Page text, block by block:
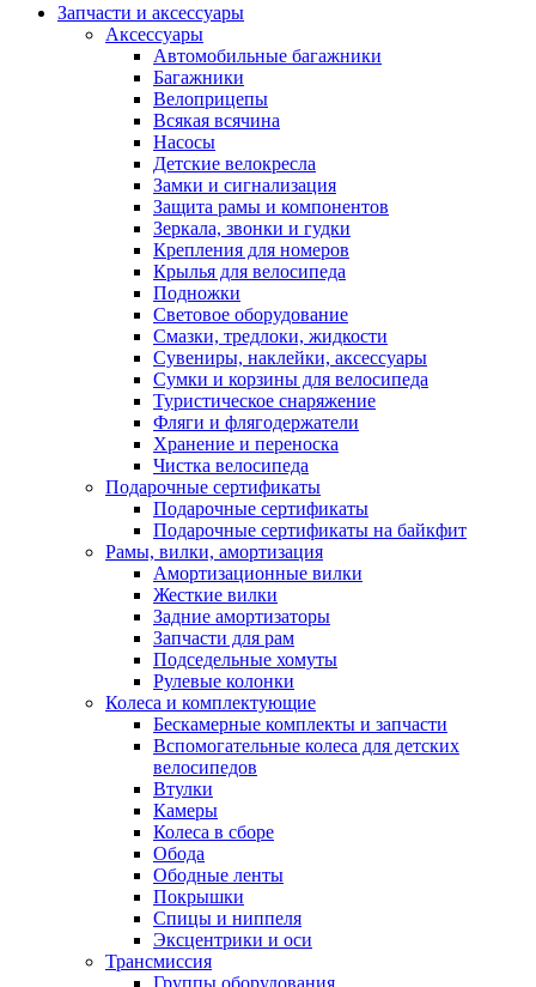
Запчасти и аксессуары
Аксессуары
Автомобильные багажники
Багажники
Велоприцепы
Всякая всячина
Насосы
Детские велокресла
Замки и сигнализация
Защита рамы и компонентов
Зеркала, звонки и гудки
Крепления для номеров
Крылья для велосипеда
Подножки
Световое оборудование
Смазки, тредлоки, жидкости
Сувениры, наклейки, аксессуары
Сумки и корзины для велосипеда
Туристическое снаряжение
Фляги и флягодержатели
Хранение и переноска
Чистка велосипеда
Подарочные сертификаты
Подарочные сертификаты
Подарочные сертификаты на байкфит
Рамы, вилки, амортизация
Амортизационные вилки
Жесткие вилки
Задние амортизаторы
Запчасти для рам
Подседельные хомуты
Рулевые колонки
Колеса и комплектующие
Бескамерные комплекты и запчасти
Вспомогательные колеса для детских
велосипедов
Втулки
Камеры
Колеса в сборе
Обода
Ободные ленты
Покрышки
Спицы и ниппеля
Эксцентрики и оси
Трансмиссия
Группы оборудования